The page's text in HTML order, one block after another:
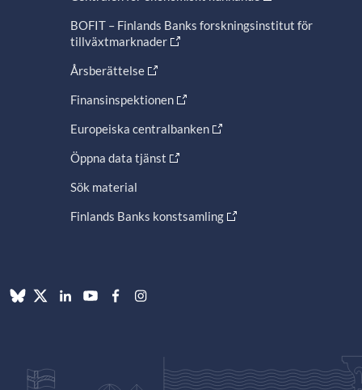
BOFIT – Finlands Banks forskningsinstitut för
tillväxtmarknader
Årsberättelse
Finansinspektionen
Europeiska centralbanken
Öppna data tjänst
Sök material
Finlands Banks konstsamling